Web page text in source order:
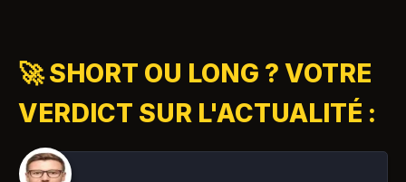
🚀 SHORT OU LONG ? VOTRE
VERDICT SUR L'ACTUALITÉ :